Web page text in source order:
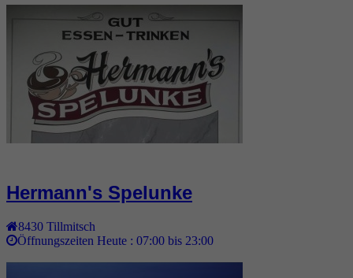
Hermann's Spelunke
8430 Tillmitsch
Öffnungszeiten Heute : 07:00 bis 23:00